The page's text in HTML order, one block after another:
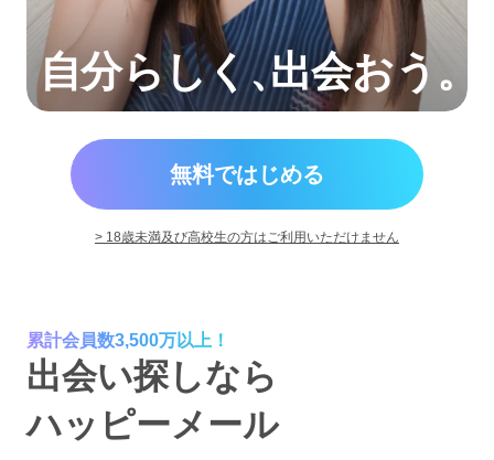
自分らしく、出会おう。
無料ではじめる
> 18歳未満及び高校生の方はご利用いただけません
累計会員数3,500万以上！
出会い探しなら
ハッピーメール